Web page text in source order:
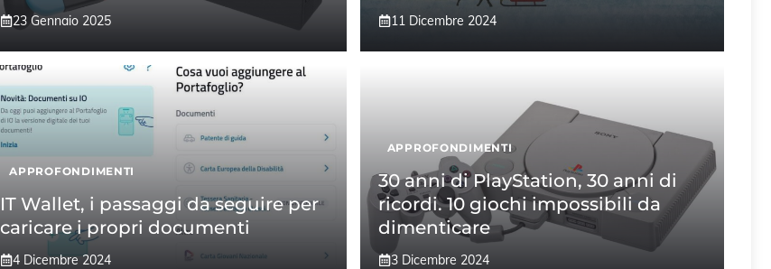
23 Gennaio 2025 11 Dicembre 2024
APPROFONDIMENTI
IT Wallet, i passaggi da seguire per
caricare i propri documenti
4 Dicembre 2024
APPROFONDIMENTI
30 anni di PlayStation, 30 anni di
ricordi. 10 giochi impossibili da
dimenticare
3 Dicembre 2024